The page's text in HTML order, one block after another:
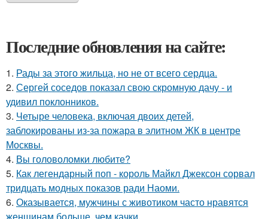
Последние обновления на сайте:
1. Рады за этого жильца, но не от всего сердца.
2. Сергей соседов показал свою скромную дачу - и
удивил поклонников.
3. Четыре человека, включая двоих детей,
заблокированы из-за пожара в элитном ЖК в центре
Москвы.
4. Вы головоломки любите?
5. Как легендарный поп - король Майкл Джексон сорвал
тридцать модных показов ради Наоми.
6. Оказывается, мужчины с животиком часто нравятся